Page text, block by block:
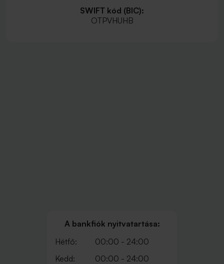
SWIFT kód (BIC):
OTPVHUHB
A bankfiók nyitvatartása:
Hétfő:
00:00 - 24:00
Kedd:
00:00 - 24:00